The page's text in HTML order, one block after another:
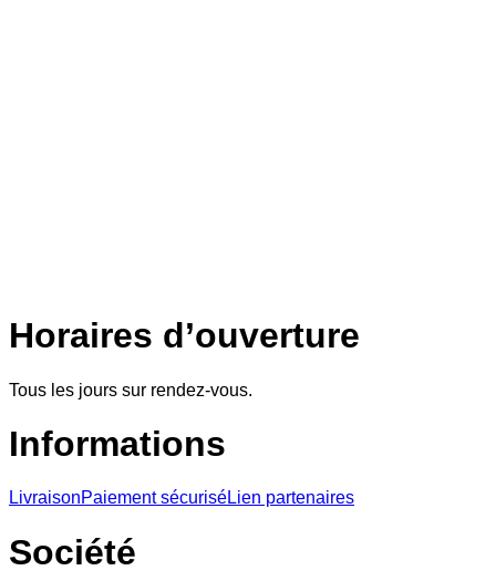
Horaires d’ouverture
Tous les jours sur rendez-vous.
Informations
LivraisonPaiement sécuriséLien partenaires
Société